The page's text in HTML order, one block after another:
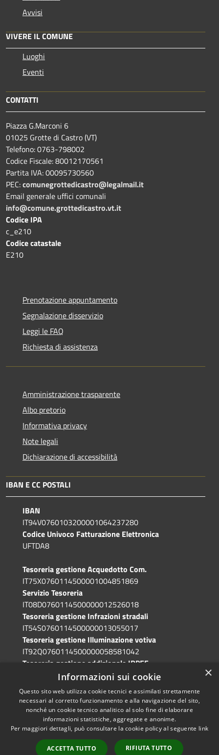
Avvisi
VIVERE IL COMUNE
Luoghi
Eventi
CONTATTI
Piazza G.Marconi 6
01025 Grotte di Castro (VT)
Telefono: 0763-798002
Codice Fiscale: 80012170561
Partita IVA: 00095730560
PEC:comunegrottedicastro@legalmail.it
Email generale uffici comunali
info@comune.grottedicastro.vt.it
Codice IPA
c_e210
Codice catastale
E210
Prenotazione appuntamento
Segnalazione disservizio
Leggi le FAQ
Richiesta di assistenza
Amministrazione trasparente
Albo pretorio
Informativa privacy
Note legali
Dichiarazione di accessibilità
IBAN E CC POSTALI
IBAN
IT94V0760103200001064237280
Codice Univoco Fatturazione Elettronica
UFTDA8
Tesoreria gestione Acquedotto Com.
IT75X0760114500001004851869
Servizio Tesoreria
IT08D0760114500000012526018
Tesoreria gestione Infrazioni stradali
IT54S0760114500000013055017
Tesoreria gestione Illuminazione votiva
IT92Q0760114500000058581042
Tesoreria gestione addizionale IRPEF
IT71A0760114500000086341765
Accessibilità
Copyright © 2026 • Comune di
Grotte di Castro • Powered by
Municipium•
Accesso
×
Informazioni sui cookie
Questo sito web utilizza cookie tecnici e assimilati strettamente
necessari al corretto funzionamento e alla navigazione del sito,
nonché un cookie tecnico analitico al solo fine di elaborare
informazioni statistiche, aggregate e anonime.
Per maggiori dettagli, può consultare la cookie policy al seguente link
ACCETTA TUTTO RIFIUTA TUTTO